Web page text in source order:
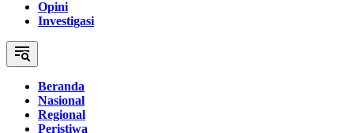
Opini
Investigasi
Beranda
Nasional
Regional
Peristiwa